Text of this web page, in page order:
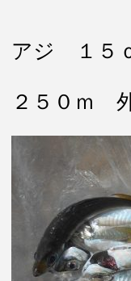
アジ １５
２５０ｍ